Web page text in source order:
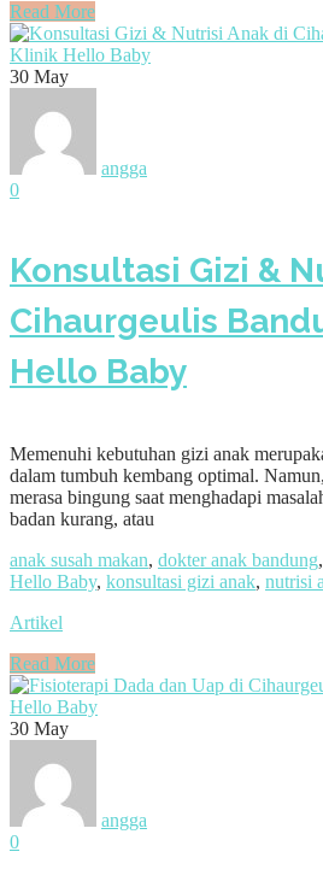
Read More
30 May
angga
0
Konsultasi Gizi &
Cihaurgeulis
Hello Baby
Memenuhi kebutuhan gizi anak
dalam tumbuh kembang optimal.
merasa bingung saat menghadapi
badan kurang, atau
anak susah makan, dokter anak bandung,
Hello Baby, konsultasi gizi anak, nutrisi
Artikel
Read More
30 May
angga
0